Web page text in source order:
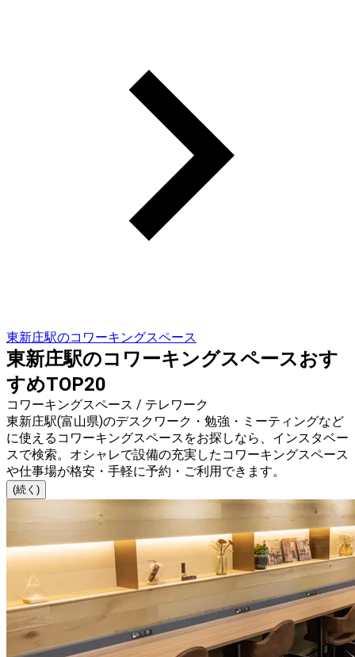
東新庄駅のコワーキングスペース
東新庄駅のコワーキングスペースおす
すめTOP20
コワーキングスペース / テレワーク
東新庄駅(富山県)のデスクワーク・勉強・ミーティングなど
に使えるコワーキングスペースをお探しなら、インスタベー
スで検索。オシャレで設備の充実したコワーキングスペース
や仕事場が格安・手軽に予約・ご利用できます。
(続く)